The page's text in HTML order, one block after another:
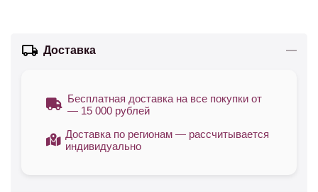
Доставка
Бесплатная доставка на все покупки от
— 15 000 рублей
Доставка по регионам — рассчитывается
индивидуально